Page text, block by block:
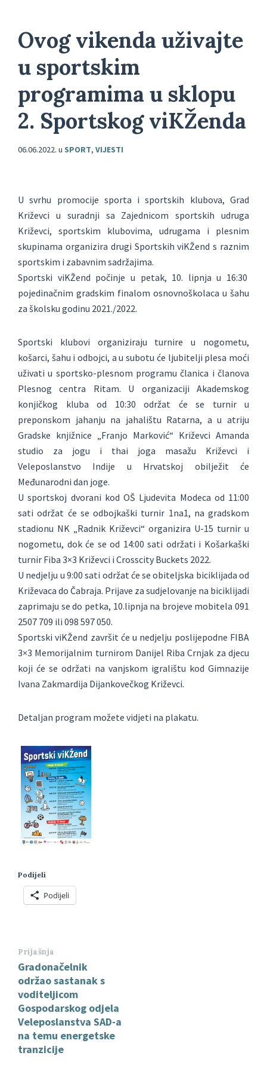
Ovog vikenda uživajte
u sportskim
programima u sklopu
2. Sportskog viKŽenda
06.06.2022. u SPORT, VIJESTI
U svrhu promocije sporta i sportskih klubova, Grad
Križevci u suradnji sa Zajednicom sportskih udruga
Križevci, sportskim klubovima, udrugama i plesnim
skupinama organizira drugi Sportskih viKŽend s raznim
sportskim i zabavnim sadržajima.
Sportski viKŽend počinje u petak, 10. lipnja u 16:30
pojedinačnim gradskim finalom osnovnoškolaca u šahu
za školsku godinu 2021./2022.
Sportski klubovi organiziraju turnire u nogometu,
košarci, šahu i odbojci, a u subotu će ljubitelji plesa moći
uživati u sportsko-plesnom programu članica i članova
Plesnog centra Ritam. U organizaciji Akademskog
konjičkog kluba od 10:30 održat će se turnir u
preponskom jahanju na jahalištu Ratarna, a u atriju
Gradske knjižnice „Franjo Marković“ Križevci Amanda
studio za jogu i thai joga masažu Križevci i
Veleposlanstvo Indije u Hrvatskoj obilježit će
Međunarodni dan joge.
U sportskoj dvorani kod OŠ Ljudevita Modeca od 11:00
sati održat će se odbojkaški turnir 1na1, na gradskom
stadionu NK „Radnik Križevci“ organizira U-15 turnir u
nogometu, dok će se od 14:00 sati održati i Košarkaški
turnir Fiba 3×3 Križevci i Crosscity Buckets 2022.
U nedjelju u 9:00 sati održat će se obiteljska biciklijada od
Križevaca do Čabraja. Prijave za sudjelovanje na biciklijadi
zaprimaju se do petka, 10.lipnja na brojeve mobitela 091
2507 709 ili 098 597 050.
Sportski viKŽend završit će u nedjelju poslijepodne FIBA
3×3 Memorijalnim turnirom Danijel Riba Crnjak za djecu
koji će se održati na vanjskom igralištu kod Gimnazije
Ivana Zakmardija Dijankovečkog Križevci.
Detaljan program možete vidjeti na plakatu.
Podijeli
Podijeli
Prijašnja
Gradonačelnik
održao sastanak s
voditeljicom
Gospodarskog odjela
Veleposlanstva SAD-a
na temu energetske
tranzicije